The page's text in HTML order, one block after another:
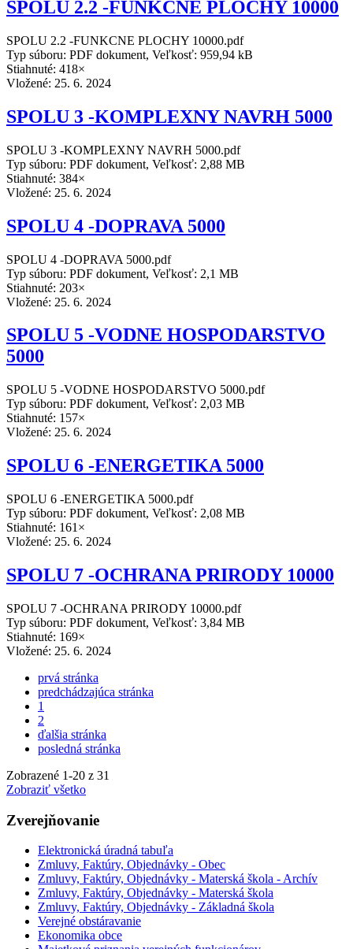
SPOLU 2.2 -FUNKCNE PLOCHY 10000
SPOLU 2.2 -FUNKCNE PLOCHY 10000.pdf
Typ súboru: PDF dokument, Veľkosť: 959,94 kB
Stiahnuté: 418×
Vložené: 25. 6. 2024
SPOLU 3 -KOMPLEXNY NAVRH 5000
SPOLU 3 -KOMPLEXNY NAVRH 5000.pdf
Typ súboru: PDF dokument, Veľkosť: 2,88 MB
Stiahnuté: 384×
Vložené: 25. 6. 2024
SPOLU 4 -DOPRAVA 5000
SPOLU 4 -DOPRAVA 5000.pdf
Typ súboru: PDF dokument, Veľkosť: 2,1 MB
Stiahnuté: 203×
Vložené: 25. 6. 2024
SPOLU 5 -VODNE HOSPODARSTVO
5000
SPOLU 5 -VODNE HOSPODARSTVO 5000.pdf
Typ súboru: PDF dokument, Veľkosť: 2,03 MB
Stiahnuté: 157×
Vložené: 25. 6. 2024
SPOLU 6 -ENERGETIKA 5000
SPOLU 6 -ENERGETIKA 5000.pdf
Typ súboru: PDF dokument, Veľkosť: 2,08 MB
Stiahnuté: 161×
Vložené: 25. 6. 2024
SPOLU 7 -OCHRANA PRIRODY 10000
SPOLU 7 -OCHRANA PRIRODY 10000.pdf
Typ súboru: PDF dokument, Veľkosť: 3,84 MB
Stiahnuté: 169×
Vložené: 25. 6. 2024
prvá stránka
predchádzajúca stránka
1
2
ďalšia stránka
posledná stránka
Zobrazené 1-20 z 31
Zobraziť všetko
Zverejňovanie
Elektronická úradná tabuľa
Zmluvy, Faktúry, Objednávky - Obec
Zmluvy, Faktúry, Objednávky - Materská škola - Archív
Zmluvy, Faktúry, Objednávky - Materská škola
Zmluvy, Faktúry, Objednávky - Základná škola
Verejné obstáravanie
Ekonomika obce